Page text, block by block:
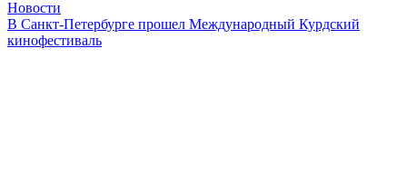
Новости
В Санкт-Петербурге прошел Международный Курдский
кинофестиваль